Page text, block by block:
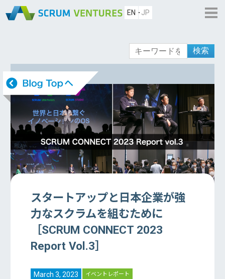
EN JP
検索
スタートアップと日本企業が強
力なスクラムを組むために
［SCRUM CONNECT 2023
Report Vol.3］
March 3, 2023 イベントレポート